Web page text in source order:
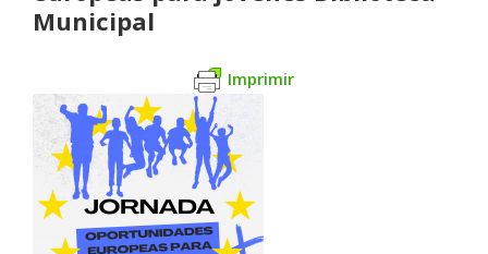
Municipal
Imprimir